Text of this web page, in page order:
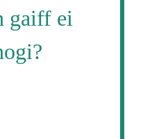
gaiff ei